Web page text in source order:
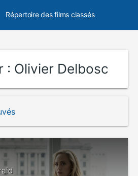
Répertoire des films classés
: Olivier Delbosc